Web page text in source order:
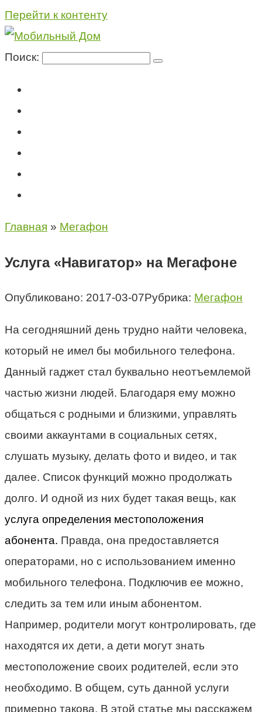
Перейти к контенту
Поиск:
Главная » Мегафон
Услуга «Навигатор» на Мегафоне
Опубликовано: 2017-03-07Рубрика: Мегафон
На сегодняшний день трудно найти человека,
который не имел бы мобильного телефона.
Данный гаджет стал буквально неотъемлемой
частью жизни людей. Благодаря ему можно
общаться с родными и близкими, управлять
своими аккаунтами в социальных сетях,
слушать музыку, делать фото и видео, и так
далее. Список функций можно продолжать
долго. И одной из них будет такая вещь, как
услуга определения местоположения
абонента. Правда, она предоставляется
операторами, но с использованием именно
мобильного телефона. Подключив ее можно,
следить за тем или иным абонентом.
Например, родители могут контролировать, где
находятся их дети, а дети могут знать
местоположение своих родителей, если это
необходимо. В общем, суть данной услуги
примерно такова. В этой статье мы расскажем